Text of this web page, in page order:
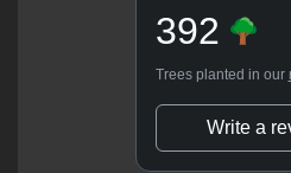
392
Trees planted in our
Write a